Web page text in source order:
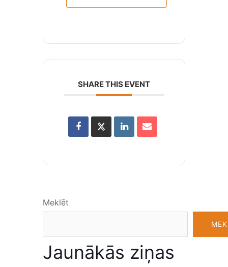
SHARE THIS EVENT
Meklēt
Jaunākās ziņas